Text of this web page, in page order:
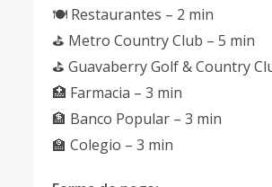
🍽️ Restaurantes – 2 min
⛳ Metro Country Club – 5 min
⛳ Guavaberry Golf & Country
🏥 Farmacia – 3 min
🏦 Banco Popular – 3 min
🏫 Colegio – 3 min